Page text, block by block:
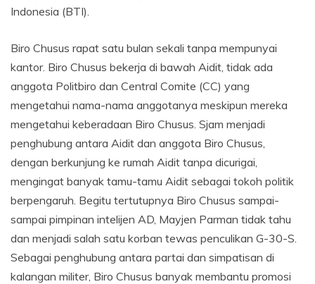
Indonesia (BTI).
Biro Chusus rapat satu bulan sekali tanpa mempunyai
kantor. Biro Chusus bekerja di bawah Aidit, tidak ada
anggota Politbiro dan Central Comite (CC) yang
mengetahui nama-nama anggotanya meskipun mereka
mengetahui keberadaan Biro Chusus. Sjam menjadi
penghubung antara Aidit dan anggota Biro Chusus,
dengan berkunjung ke rumah Aidit tanpa dicurigai,
mengingat banyak tamu-tamu Aidit sebagai tokoh politik
berpengaruh. Begitu tertutupnya Biro Chusus sampai-
sampai pimpinan intelijen AD, Mayjen Parman tidak tahu
dan menjadi salah satu korban tewas penculikan G-30-S.
Sebagai penghubung antara partai dan simpatisan di
kalangan militer, Biro Chusus banyak membantu promosi